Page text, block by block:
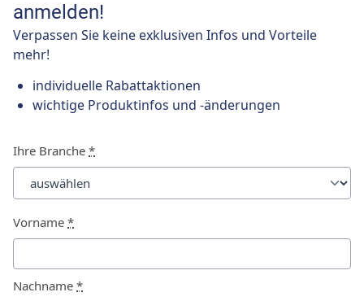
anmelden!
Verpassen Sie keine exklusiven Infos und Vorteile
mehr!
individuelle Rabattaktionen
wichtige Produktinfos und -änderungen
Ihre Branche *
Vorname *
Nachname *